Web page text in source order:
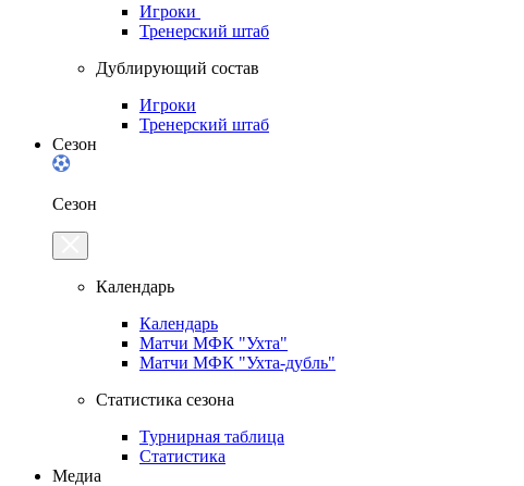
Игроки
Тренерский штаб
Дублирующий состав
Игроки
Тренерский штаб
Сезон
Сезон
Календарь
Календарь
Матчи МФК "Ухта"
Матчи МФК "Ухта-дубль"
Статистика сезона
Турнирная таблица
Статистика
Медиа